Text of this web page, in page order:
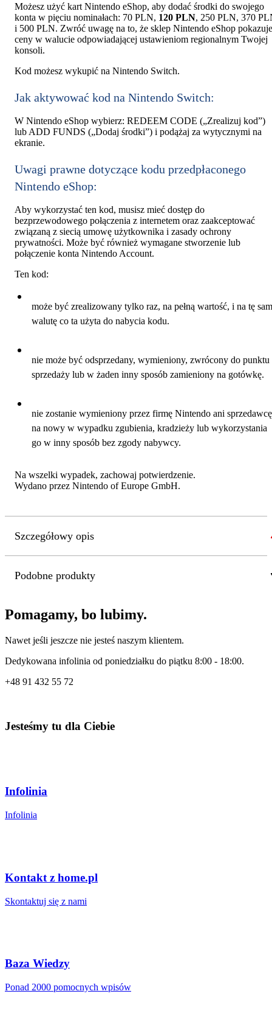
Możesz użyć kart Nintendo eShop, aby dodać środki do swojego
konta w pięciu nominałach: 70 PLN, 120 PLN, 250 PLN, 370
i 500 PLN. Zwróć uwagę na to, że sklep Nintendo eShop pokazuje
ceny w walucie odpowiadającej ustawieniom regionalnym Twojej
konsoli.
Kod możesz wykupić na Nintendo Switch.
Jak aktywować kod na Nintendo Switch:
W Nintendo eShop wybierz: REDEEM CODE („Zrealizuj kod”)
lub ADD FUNDS („Dodaj środki”) i podążaj za wytycznymi na
ekranie.
Uwagi prawne dotyczące kodu przedpłaconego
Nintendo eShop:
Aby wykorzystać ten kod, musisz mieć dostęp do
bezprzewodowego połączenia z internetem oraz zaakceptować
związaną z siecią umowę użytkownika i zasady ochrony
prywatności. Może być również wymagane stworzenie lub
połączenie konta Nintendo Account.
Ten kod:
może być zrealizowany tylko raz, na pełną wartość, i na tę
walutę co ta użyta do nabycia kodu.
nie może być odsprzedany, wymieniony, zwrócony do punktu
sprzedaży lub w żaden inny sposób zamieniony na gotówkę.
nie zostanie wymieniony przez firmę Nintendo ani sprzedawcę
na nowy w wypadku zgubienia, kradzieży lub wykorzystania
go w inny sposób bez zgody nabywcy.
Na wszelki wypadek, zachowaj potwierdzenie.
Wydano przez Nintendo of Europe GmbH.
Szczegółowy opis
Podobne produkty
Pomagamy, bo lubimy.
Nawet jeśli jeszcze nie jesteś naszym klientem.
Dedykowana infolinia od poniedziałku do piątku 8:00 - 18:00.
+48 91 432 55 72
Jesteśmy tu dla Ciebie
Infolinia
Infolinia
Kontakt z home.pl
Skontaktuj się z nami
Baza Wiedzy
Ponad 2000 pomocnych wpisów